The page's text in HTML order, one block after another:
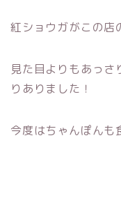
紅ショウガがこの店
見た目よりもあっ
りありました！
今度はちゃんぽんも